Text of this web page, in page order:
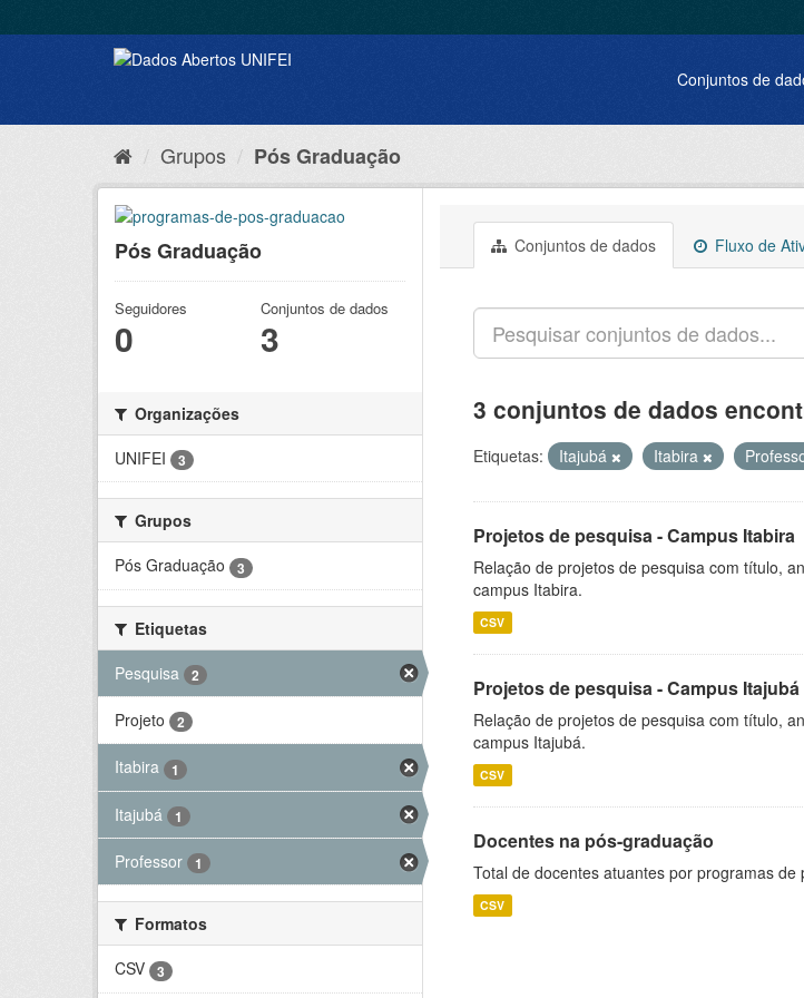
Conjuntos de
Grupos Pós Graduação
Pós Graduação
Seguidores
0
Conjuntos de dados
3
Organizações
UNIFEI
3
Grupos
Pós Graduação
3
Etiquetas
Pesquisa
2
Projeto 2
Itabira 1
Itajubá 1
Professor 1
Formatos
CSV
3
Conjuntos de dados Fluxo de
3 conjuntos de dados
Etiquetas: Itajubá Itabira
Projetos de pesquisa - Campus Itabira
Relação de projetos de pesquisa com título,
campus Itabira.
CSV
Projetos de pesquisa - Campus Itajubá
Relação de projetos de pesquisa com título,
campus Itajubá.
CSV
Docentes na pós-graduação
Total de docentes atuantes por programas de
CSV